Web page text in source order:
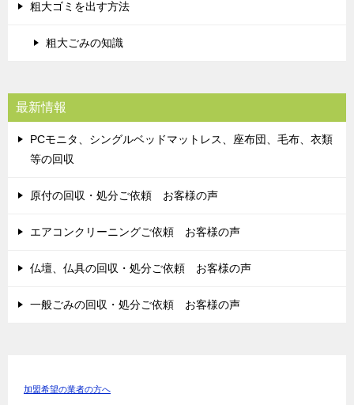
粗大ゴミを出す方法
粗大ごみの知識
最新情報
PCモニタ、シングルベッドマットレス、座布団、毛布、衣類
等の回収
原付の回収・処分ご依頼 お客様の声
エアコンクリーニングご依頼 お客様の声
仏壇、仏具の回収・処分ご依頼 お客様の声
一般ごみの回収・処分ご依頼 お客様の声
加盟希望の業者の方へ